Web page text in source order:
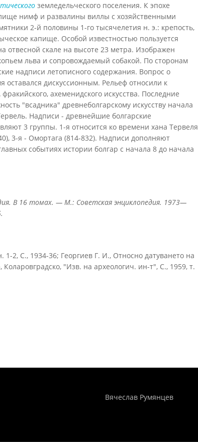
земледельческого поселения. К эпохе
нимф и развалины виллы с хозяйственными
2-й половины 1-го тысячелетия н. э.: крепость,
капище. Особой известностью пользуется
отвесной скале на высоте 23 метра. Изображен
льва и сопровождаемый собакой. По сторонам
надписи летописного содержания. Вопрос о
оставался дискуссионным. Рельеф относили к
ахеменидского искусства. Последние
"всадника" древнеболгарскому искусству начала
Надписи - древнейшие болгарские
3 группы. 1-я относится ко времени хана Тервеля
3-я - Омортага (814-832). Надписи дополняют
событиях истории болгар с начала 8 до начала
В 16 томах. — М.: Советская энциклопедия. 1973—
2, С., 1934-36; Георгиев Г. И., Относно датуването на
"Изв. на археологич. ин-т", С., 1959, т.
Вячеслав Румянцев